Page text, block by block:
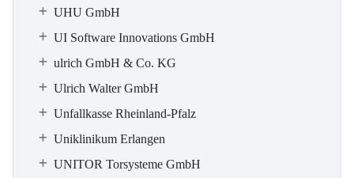
UHU GmbH
UI Software Innovations GmbH
ulrich GmbH & Co. KG
Ulrich Walter GmbH
Unfallkasse Rheinland-Pfalz
Uniklinikum Erlangen
UNITOR Torsysteme GmbH